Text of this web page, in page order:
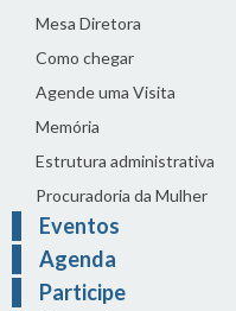
Mesa Diretora
Como chegar
Agende uma Visita
Memória
Estrutura administrativa
Procuradoria da Mulher
Eventos
Agenda
Participe